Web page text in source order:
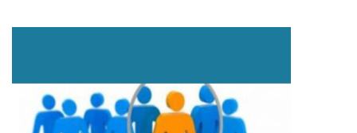
nr.5
Grădinița
nr.6